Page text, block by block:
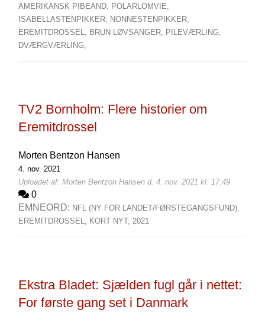
AMERIKANSK PIBEAND, POLARLOMVIE,
ISABELLASTENPIKKER, NONNESTENPIKKER,
EREMITDROSSEL, BRUN LØVSANGER, PILEVÆRLING,
DVÆRGVÆRLING,
TV2 Bornholm: Flere historier om
Eremitdrossel
Morten Bentzon Hansen
4. nov. 2021
Uploadet af: Morten Bentzon Hansen d. 4. nov. 2021 kl. 17:49
0
EMNEORD: NFL (NY FOR LANDET/FØRSTEGANGSFUND),
EREMITDROSSEL, KORT NYT, 2021
Ekstra Bladet: Sjælden fugl går i nettet:
For første gang set i Danmark